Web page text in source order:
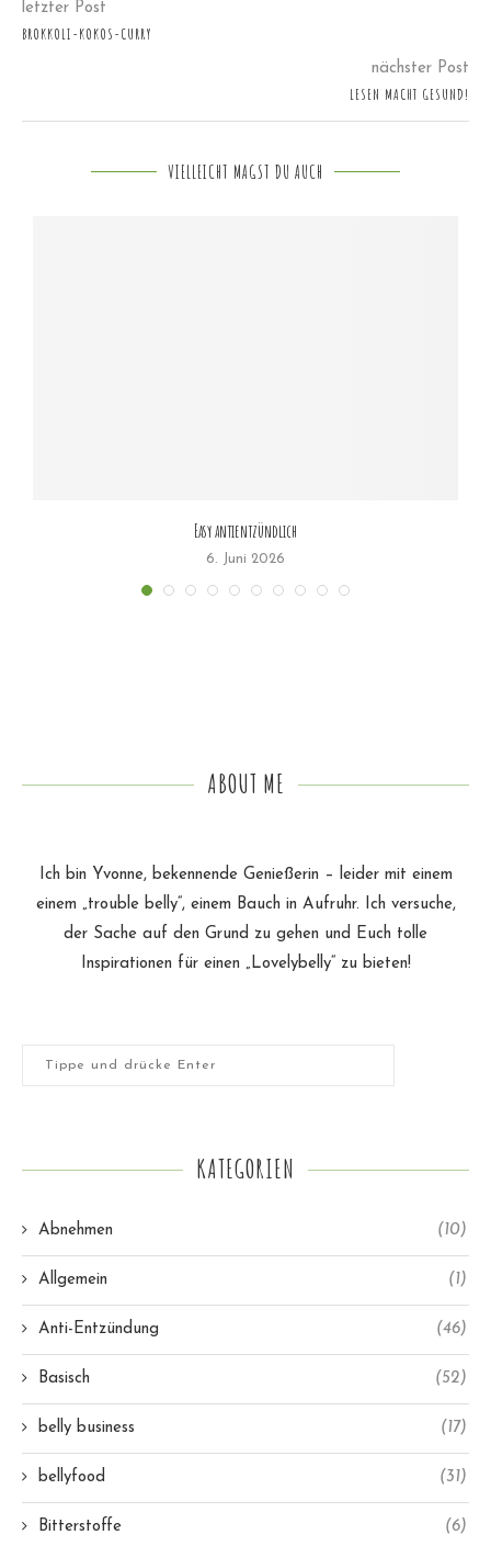
letzter Post
BROKKOLI-KOKOS-CURRY
nächster Post
LESEN MACHT GESUND!
VIELLEICHT MAGST DU AUCH
Easy antientzündlich
6. Juni 2026
ABOUT ME
Ich bin Yvonne, bekennende Genießerin – leider mit einem
einem „trouble belly“, einem Bauch in Aufruhr. Ich versuche,
der Sache auf den Grund zu gehen und Euch tolle
Inspirationen für einen „Lovelybelly“ zu bieten!
KATEGORIEN
Abnehmen (10)
Allgemein (1)
Anti-Entzündung (46)
Basisch (52)
belly business (17)
bellyfood (31)
Bitterstoffe (6)